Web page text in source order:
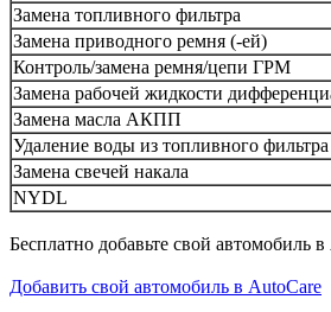
Замена топливного фильтра
Замена приводного ремня (-ей)
Контроль/замена ремня/цепи ГРМ
Замена рабочей жидкости
Замена масла АКПП
Удаление воды из топливного фильтра
Замена свечей накала
NYDL
Бесплатно добавьте свой автомобиль
Добавить свой автомобиль в AutoCare